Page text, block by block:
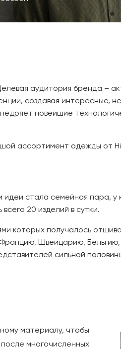
аудитория бренда –
создавая интересные,
новейшие
ассортимент одежды от
идеи стала семейная пара,
20 изделий в сутки.
которых получалось
Швейцарию,
сильной
материалу, чтобы
многочисленных